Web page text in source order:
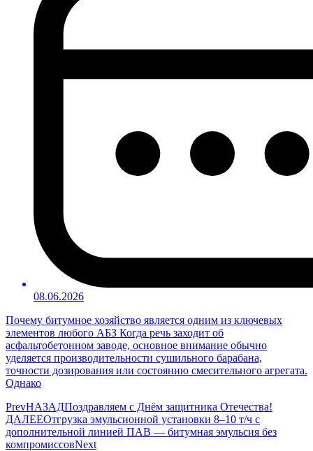
08.06.2026
Почему битумное хозяйство является одним из ключевых
элементов любого АБЗ Когда речь заходит об
асфальтобетонном заводе, основное внимание обычно
уделяется производительности сушильного барабана,
точности дозирования или состоянию смесительного агрегата.
Однако
PrevНАЗАДПоздравляем с Днём защитника Отечества!
ДАЛЕЕОтгрузка эмульсионной установки 8–10 т/ч с
дополнительной линией ПАВ — битумная эмульсия без
компромиссовNext